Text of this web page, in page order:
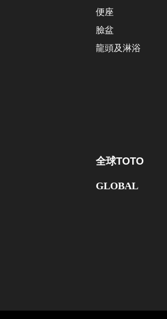
便座
臉盆
龍頭及淋浴
全球TOTO
GLOBAL